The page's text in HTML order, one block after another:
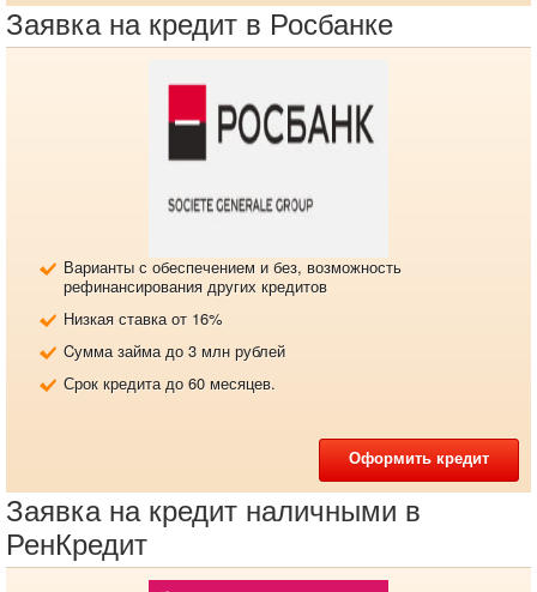
Заявка на кредит в Росбанке
Варианты с обеспечением и без, возможность
рефинансирования других кредитов
Низкая ставка от 16%
Cумма займа до 3 млн рублей
Срок кредита до 60 месяцев.
Оформить кредит
Заявка на кредит наличными в
РенКредит